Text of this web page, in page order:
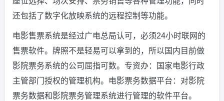
还包括了数字化放映系统的远程控制等功能。
电影售票系统是经过广电总局认可，必须24小时联网的
售票软件。牌照不是轻易可以拿到的，所以国内目前做
影院票务系统的公司屈指可数。专资办：国家电影行政
主管部门授权的管理机构。电影票务数据平台：对影院
票务数据和影院票务管理系统进行管理的软件平台。